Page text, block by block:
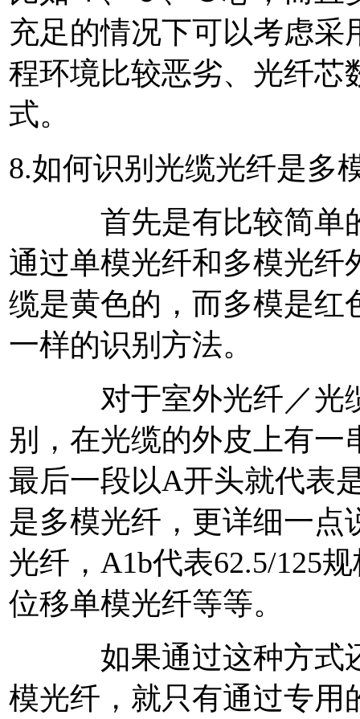
充足的情况下可以考虑采
程环境比较恶劣、光纤芯
式。
8.如何识别光缆光纤是多
首先是有比较简单的
通过单模光纤和多模光纤
缆是黄色的，而多模是红
一样的识别方法。
对于室外光纤／光缆
别，在光缆的外皮上有一
最后一段以A开头就代表
是多模光纤，更详细一点
光纤，A1b代表62.5/125
位移单模光纤等等。
如果通过这种方式还
模光纤，就只有通过专用